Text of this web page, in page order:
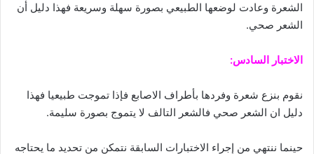
الشعرة وعادت لوضعها الطبيعي بصورة سهلة وسريعة فهذا دليل أن
الشعر صحي.
الاختبار السادس:
نقوم بنزع شعرة وفردها بأطراف الاصابع فإذا تموجت طبيعيا فهذا
دليل ان الشعر صحي فالشعر التالف لا يتموج بصورة سليمة.
حينما ننتهي من إجراء الاختبارات السابقة نتمكن من تحديد ما يحتاجه